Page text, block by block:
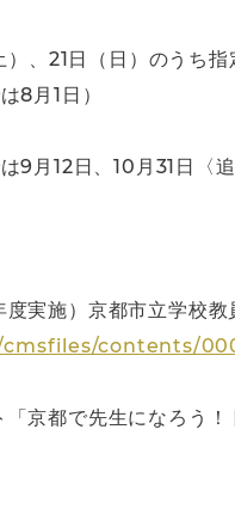
、21日（日）のうち指
8月1日）
月12日、10月31日〈追
実施）京都市立学校
contents/
京都で先生になろう！